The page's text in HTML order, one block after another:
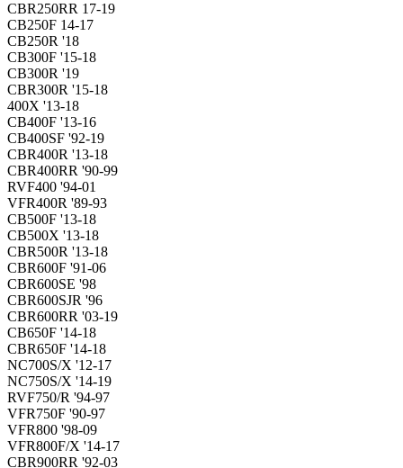
CBR250RR 17-19
CB250F 14-17
CB250R '18
CB300F '15-18
CB300R '19
CBR300R '15-18
400X '13-18
CB400F '13-16
CB400SF '92-19
CBR400R '13-18
CBR400RR '90-99
RVF400 '94-01
VFR400R '89-93
CB500F '13-18
CB500X '13-18
CBR500R '13-18
CBR600F '91-06
CBR600SE '98
CBR600SJR '96
CBR600RR '03-19
CB650F '14-18
CBR650F '14-18
NC700S/X '12-17
NC750S/X '14-19
RVF750/R '94-97
VFR750F '90-97
VFR800 '98-09
VFR800F/X '14-17
CBR900RR '92-03